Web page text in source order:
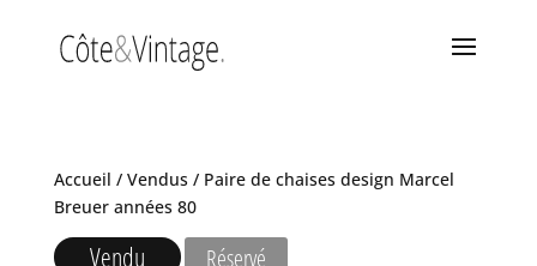
Accueil / Vendus/ Paire de chaises design Marcel
Breuer années 80
Vendu Réservé